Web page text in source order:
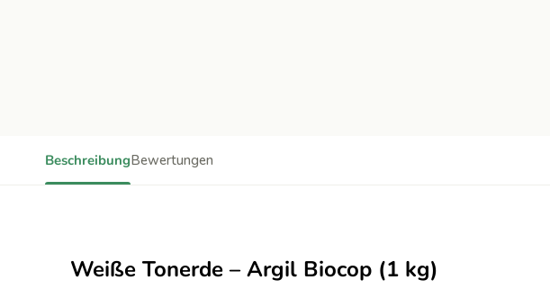
BeschreibungBewertungen
Weiße Tonerde – Argil Biocop (1 kg)